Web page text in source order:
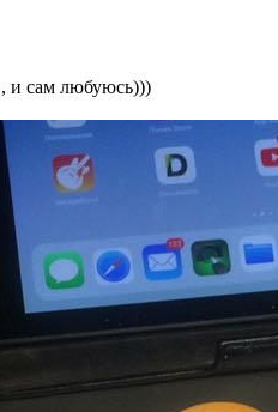
и сам любуюсь)))